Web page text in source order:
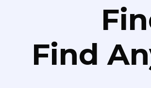
Find